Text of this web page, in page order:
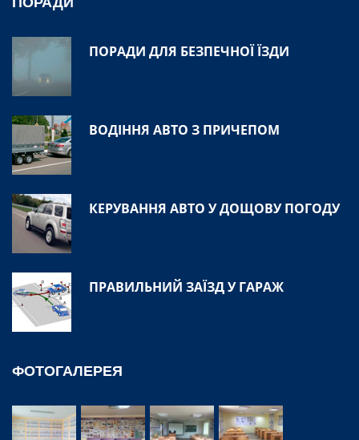
ПОРАДИ ДЛЯ БЕЗПЕЧНОЇ ЇЗДИ
ВОДІННЯ АВТО З ПРИЧЕПОМ
КЕРУВАННЯ АВТО У ДОЩОВУ ПОГОДУ
ПРАВИЛЬНИЙ ЗАЇЗД У ГАРАЖ
ФОТОГАЛЕРЕЯ